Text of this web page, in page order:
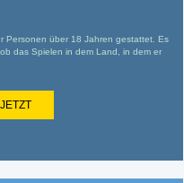
Personen über 18 Jahren gestattet. Es
das Spielen in dem Land, in dem er